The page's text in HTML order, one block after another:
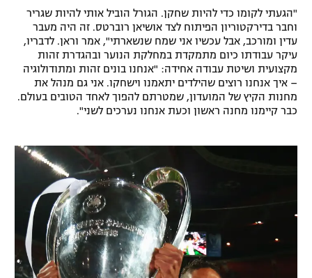
מדיניות פרטיות
תקנון פעילות ספורט 1
רשיון להקרנה פומבית לבית עסק
אומנויות לחימה
גיימינג E-Sports
"הגעתי לקומו כדי להיות שחקן. הגורל הוביל אותי להיות שגריר
וחבר בדירקטוריון הפיתוח לצד אושיאן רוברטס. זה היה מעבר
עדין ומורכב, אבל עכשיו אני שמח שנשארתי", אמר וראן. לדבריו,
עיקר עבודתו כיום מתמקדת במחלקת הנוער ובהגדרת זהות
מקצועית ושיטת עבודה אחידה: "אנחנו בונים זהות ומתודולוגיה
– איך אנחנו רוצים שהילדים יתאמנו וישחקו. אני גם מנהל את
מחנות הקיץ של המועדון, שמטרתם להפוך לאחד הטובים בעולם.
כבר קיימנו מחנה ראשון וכעת אנחנו נערכים לשני".